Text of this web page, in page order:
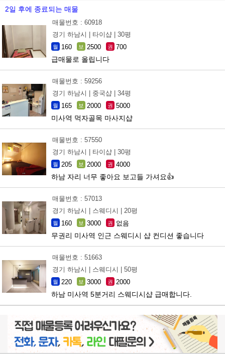
2일 후에 종료되는 매물
매물번호 : 60918
경기 하남시 |
타이샵 | 30평
월 160 보 2500 권 700
급매물로 올립니다
매물번호 : 59256
경기 하남시 |
중국샵 | 34평
월 165 보 2000 권 5000
미사역 먹자골목 마사지샵
매물번호 : 57550
경기 하남시 |
타이샵 | 30평
월 205 보 2000 권 4000
하남 자리 너무 좋아요 보고들 가셔요👍
매물번호 : 57013
경기 하남시 |
스웨디시 | 20평
월 160 보 3000 권 없음
무권리 미사역 인근 스웨디시 샵 컨디션 좋습니다
매물번호 : 51663
경기 하남시 |
스웨디시 | 50평
월 220 보 3000 권 2000
하남 미사역 5분거리 스웨디시샵 급매합니다.